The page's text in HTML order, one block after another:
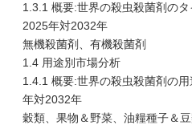
1.3.1 概要:世界の殺虫殺菌剤の
2025年対2032年
無機殺菌剤、有機殺菌剤
1.4 用途別市場分析
1.4.1 概要:世界の殺虫殺菌剤の
年対2032年
穀類、果物＆野菜、油糧種子＆